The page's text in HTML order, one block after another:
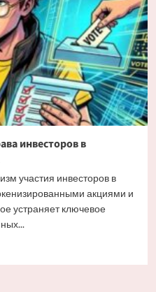
инвесторов в
участия инвесторов в
акциями и
устраняет ключевое